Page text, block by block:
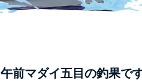
午前マダイ五目の釣果で